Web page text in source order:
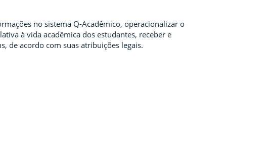
no sistema Q-Acadêmico, operacionalizar o
à vida acadêmica dos estudantes, receber e
de acordo com suas atribuições legais.